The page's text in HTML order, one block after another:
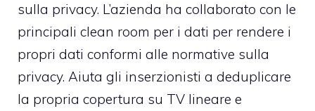
sulla privacy. L’azienda ha collaborato con le
principali clean room per i dati per rendere i
propri dati conformi alle normative sulla
privacy. Aiuta gli inserzionisti a deduplicare
la propria copertura su TV lineare e